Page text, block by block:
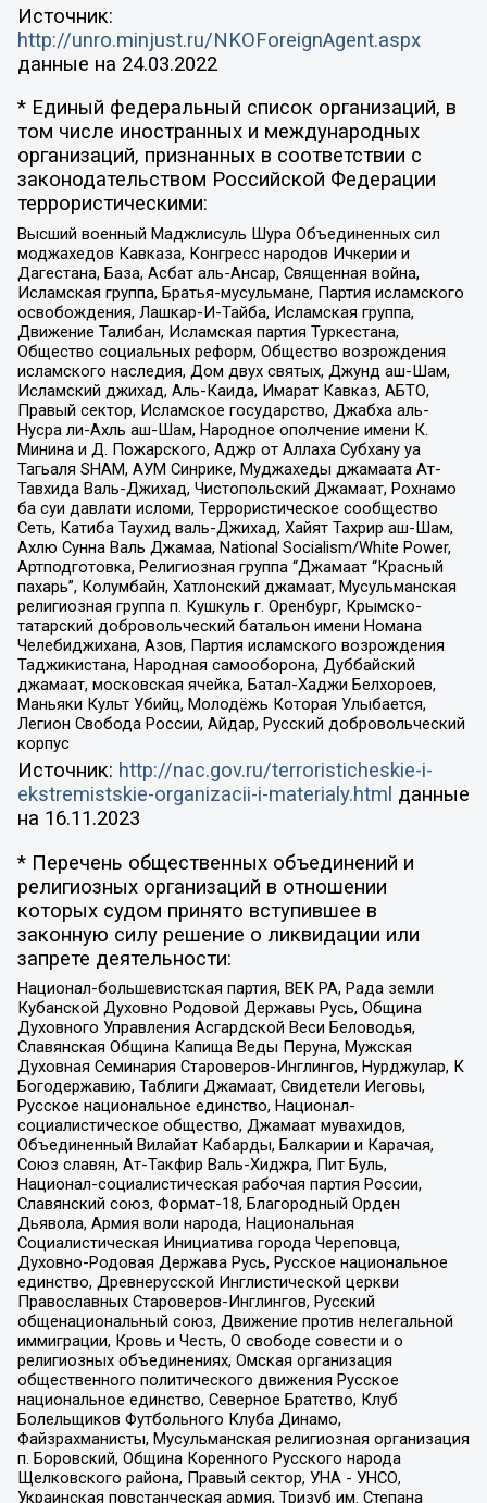
Источник:
http://unro.minjust.ru/NKOForeignAgent.aspx
данные на 24.03.2022
* Единый федеральный список организаций, в
том числе иностранных и международных
организаций, признанных в соответствии с
законодательством Российской Федерации
террористическими:
Высший военный Маджлисуль Шура Объединенных сил
моджахедов Кавказа, Конгресс народов Ичкерии и
Дагестана, База, Асбат аль-Ансар, Священная война,
Исламская группа, Братья-мусульмане, Партия исламского
освобождения, Лашкар-И-Тайба, Исламская группа,
Движение Талибан, Исламская партия Туркестана,
Общество социальных реформ, Общество возрождения
исламского наследия, Дом двух святых, Джунд аш-Шам,
Исламский джихад, Аль-Каида, Имарат Кавказ, АБТО,
Правый сектор, Исламское государство, Джабха аль-
Нусра ли-Ахль аш-Шам, Народное ополчение имени К.
Минина и Д. Пожарского, Аджр от Аллаха Субхану уа
Тагьаля SHAM, АУМ Синрике, Муджахеды джамаата Ат-
Тавхида Валь-Джихад, Чистопольский Джамаат, Рохнамо
ба суи давлати исломи, Террористическое сообщество
Сеть, Катиба Таухид валь-Джихад, Хайят Тахрир аш-Шам,
Ахлю Сунна Валь Джамаа, National Socialism/White Power,
Артподготовка, Религиозная группа “Джамаат “Красный
пахарь”, Колумбайн, Хатлонский джамаат, Мусульманская
религиозная группа п. Кушкуль г. Оренбург, Крымско-
татарский добровольческий батальон имени Номана
Челебиджихана, Азов, Партия исламского возрождения
Таджикистана, Народная самооборона, Дуббайский
джамаат, московская ячейка, Батал-Хаджи Белхороев,
Маньяки Культ Убийц, Молодёжь Которая Улыбается,
Легион Свобода России, Айдар, Русский добровольческий
корпус
Источник: http://nac.gov.ru/terroristicheskie-i-
ekstremistskie-organizacii-i-materialy.html данные
на 16.11.2023
* Перечень общественных объединений и
религиозных организаций в отношении
которых судом принято вступившее в
законную силу решение о ликвидации или
запрете деятельности:
Национал-большевистская партия, ВЕК РА, Рада земли
Кубанской Духовно Родовой Державы Русь, Община
Духовного Управления Асгардской Веси Беловодья,
Славянская Община Капища Веды Перуна, Мужская
Духовная Семинария Староверов-Инглингов, Нурджулар, К
Богодержавию, Таблиги Джамаат, Свидетели Иеговы,
Русское национальное единство, Национал-
социалистическое общество, Джамаат мувахидов,
Объединенный Вилайат Кабарды, Балкарии и Карачая,
Союз славян, Ат-Такфир Валь-Хиджра, Пит Буль,
Национал-социалистическая рабочая партия России,
Славянский союз, Формат-18, Благородный Орден
Дьявола, Армия воли народа, Национальная
Социалистическая Инициатива города Череповца,
Духовно-Родовая Держава Русь, Русское национальное
единство, Древнерусской Инглистической церкви
Православных Староверов-Инглингов, Русский
общенациональный союз, Движение против нелегальной
иммиграции, Кровь и Честь, О свободе совести и о
религиозных объединениях, Омская организация
общественного политического движения Русское
национальное единство, Северное Братство, Клуб
Болельщиков Футбольного Клуба Динамо,
Файзрахманисты, Мусульманская религиозная организация
п. Боровский, Община Коренного Русского народа
Щелковского района, Правый сектор, УНА - УНСО,
Украинская повстанческая армия, Тризуб им. Степана